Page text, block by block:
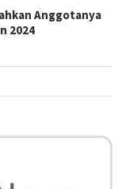
Anggotanya
2024